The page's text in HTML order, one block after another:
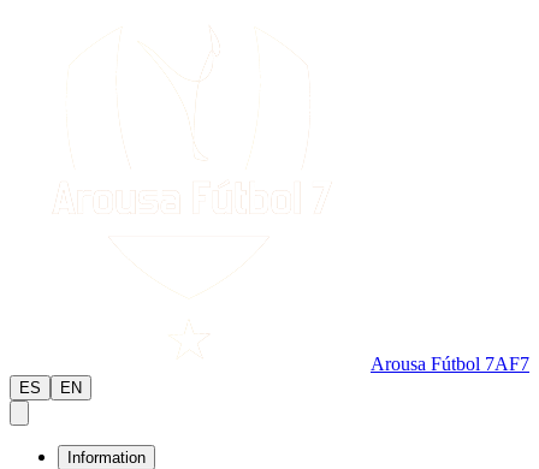
Arousa Fútbol 7AF7
ES EN
Information